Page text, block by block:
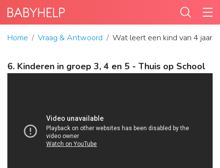
Home Vraag & Antwoord Wat leert een kind van 4 jaar
6. Kinderen in groep 3, 4 en 5 - Thuis op School